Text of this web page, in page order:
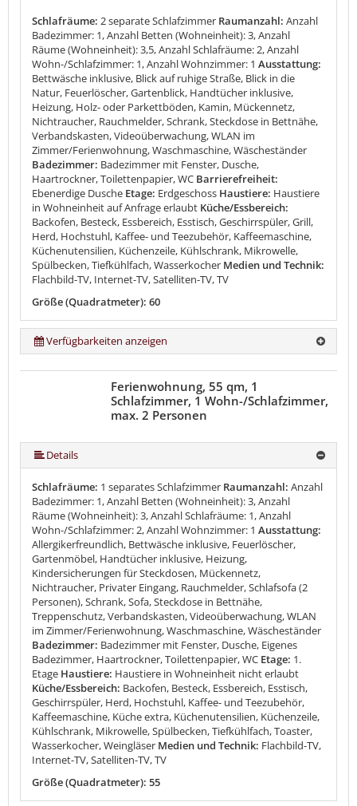
Schlafräume: 2 separate Schlafzimmer Raumanzahl: Anzahl
Badezimmer: 1, Anzahl Betten (Wohneinheit): 3, Anzahl
Räume (Wohneinheit): 3,5, Anzahl Schlafräume: 2, Anzahl
Wohn-/Schlafzimmer: 1, Anzahl Wohnzimmer: 1 Ausstattung:
Bettwäsche inklusive, Blick auf ruhige Straße, Blick in die
Natur, Feuerlöscher, Gartenblick, Handtücher inklusive,
Heizung, Holz- oder Parkettböden, Kamin, Mückennetz,
Nichtraucher, Rauchmelder, Schrank, Steckdose in Bettnähe,
Verbandskasten, Videoüberwachung, WLAN im
Zimmer/Ferienwohnung, Waschmaschine, Wäscheständer
Badezimmer: Badezimmer mit Fenster, Dusche,
Haartrockner, Toilettenpapier, WC Barrierefreiheit:
Ebenerdige Dusche Etage: Erdgeschoss Haustiere: Haustiere
in Wohneinheit auf Anfrage erlaubt Küche/Essbereich:
Backofen, Besteck, Essbereich, Esstisch, Geschirrspüler, Grill,
Herd, Hochstuhl, Kaffee- und Teezubehör, Kaffeemaschine,
Küchenutensilien, Küchenzeile, Kühlschrank, Mikrowelle,
Spülbecken, Tiefkühlfach, Wasserkocher Medien und Technik:
Flachbild-TV, Internet-TV, Satelliten-TV, TV
Größe (Quadratmeter): 60
Verfügbarkeiten anzeigen
Ferienwohnung, 55 qm, 1
Schlafzimmer, 1 Wohn-/Schlafzimmer,
max. 2 Personen
Details
Schlafräume: 1 separates Schlafzimmer Raumanzahl: Anzahl
Badezimmer: 1, Anzahl Betten (Wohneinheit): 3, Anzahl
Räume (Wohneinheit): 3, Anzahl Schlafräume: 1, Anzahl
Wohn-/Schlafzimmer: 2, Anzahl Wohnzimmer: 1 Ausstattung:
Allergikerfreundlich, Bettwäsche inklusive, Feuerlöscher,
Gartenmöbel, Handtücher inklusive, Heizung,
Kindersicherungen für Steckdosen, Mückennetz,
Nichtraucher, Privater Eingang, Rauchmelder, Schlafsofa (2
Personen), Schrank, Sofa, Steckdose in Bettnähe,
Treppenschutz, Verbandskasten, Videoüberwachung, WLAN
im Zimmer/Ferienwohnung, Waschmaschine, Wäscheständer
Badezimmer: Badezimmer mit Fenster, Dusche, Eigenes
Badezimmer, Haartrockner, Toilettenpapier, WC Etage: 1.
Etage Haustiere: Haustiere in Wohneinheit nicht erlaubt
Küche/Essbereich: Backofen, Besteck, Essbereich, Esstisch,
Geschirrspüler, Herd, Hochstuhl, Kaffee- und Teezubehör,
Kaffeemaschine, Küche extra, Küchenutensilien, Küchenzeile,
Kühlschrank, Mikrowelle, Spülbecken, Tiefkühlfach, Toaster,
Wasserkocher, Weingläser Medien und Technik: Flachbild-TV,
Internet-TV, Satelliten-TV, TV
Größe (Quadratmeter): 55